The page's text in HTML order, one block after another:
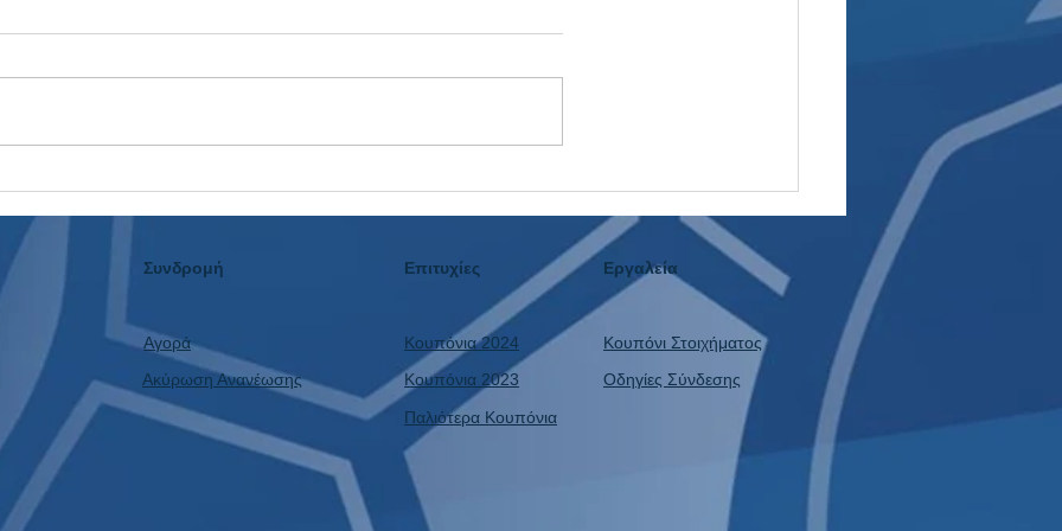
Συνδρομή
Αγορά
Ακύρωση Ανανέωσης
Επιτυχίες Εργαλεία
Κουπόνια 2024
Κουπόνια 2023
Κουπόνι Στοιχήματος
Οδηγίες Σύνδεσης
Παλιότερα Κουπόνια